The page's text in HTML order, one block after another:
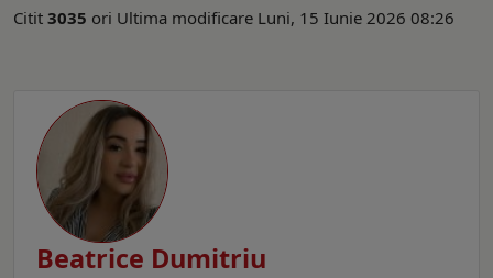
Citit 3035 ori Ultima modificare Luni, 15 Iunie 2026 08:26
Beatrice Dumitriu